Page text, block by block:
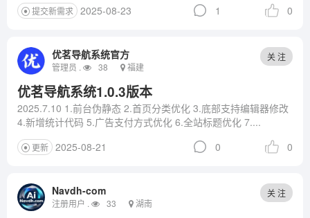
提交新需求 2025-08-23 1 0
优茗导航系统官方
管理员 . 38 福建
关 注
优茗导航系统1.0.3版本
2025.7.10 1.前台伪静态 2.首页分类优化 3.底部支持编辑器修改
4.新增统计代码 5.广告支付方式优化 6.全站标题优化 7....
更新 2025-08-21 0 0
Navdh-com
注册用户 . 33 湖南
关 注